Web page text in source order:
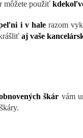
môžete použiť
i v halerazom
aj vaše
škár vám